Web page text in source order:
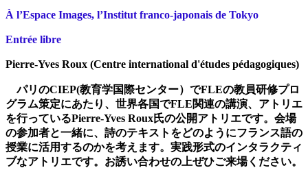
À l’Espace Images, l’Institut franco-japonais de Tokyo
Entrée libre
Pierre-Yves Roux (Centre international d'études pédagogiques)
パリのCIEP(教育学国際センター）でFLEの教員研修プロ
グラム策定にあたり、世界各国でFLE関連の講演、アトリエ
を行っているPierre-Yves Roux氏の公開アトリエです。会場
の参加者と一緒に、詩のテキストをどのようにフランス語の
授業に活用するのかを考えます。実践形式のインタラクティ
ブなアトリエです。お誘い合わせの上ぜひご来場ください。